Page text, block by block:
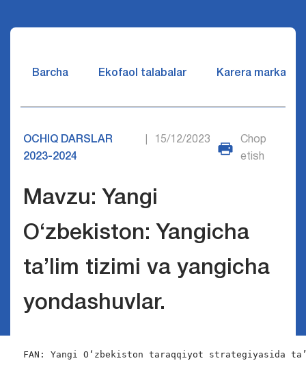
Barcha Ekofaol talabalar Karera markazi
OCHIQ DARSLAR
2023-2024
15/12/2023
Chop
etish
Mavzu: Yangi
O‘zbekiston: Yangicha
ta’lim tizimi va yangicha
yondashuvlar.
FAN: Yangi O‘zbekiston taraqqiyot strategiyasida